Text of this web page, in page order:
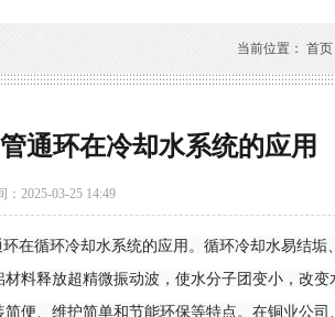
当前位置： 首页
通环在冷却水系统的应用
：2025-03-25 14:49
循环冷却水系统的应用。循环冷却水易结垢
料释放超精微振动波，使水分子团变小，改变
便、维护简单和节能环保等特点。在铜业公司